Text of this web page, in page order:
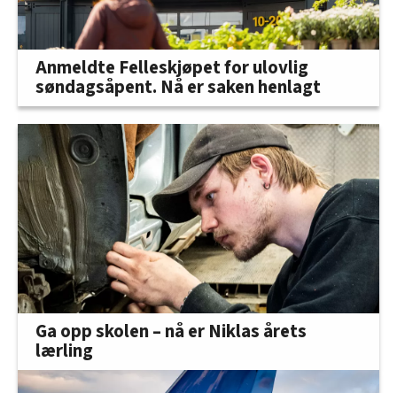
Anmeldte Felleskjøpet for ulovlig
søndagsåpent. Nå er saken henlagt
Ga opp skolen – nå er Niklas årets
lærling